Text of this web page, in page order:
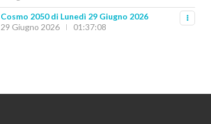
Cosmo 2050 di Lunedì 29 Giugno 2026
29 Giugno 2026
01:37:08